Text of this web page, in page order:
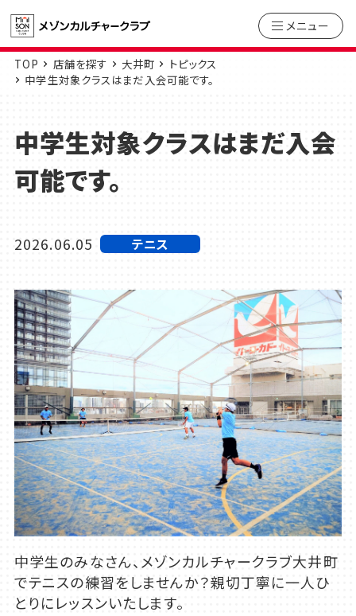
メニュー
TOP 店舗を探す 大井町
トピックス
中学生対象クラスはまだ入会可能です。
中学生対象クラスはまだ入会
可能です。
2026.06.05 テニス
中学生のみなさん、メゾンカルチャークラブ大井町
でテニスの練習をしませんか？親切丁寧に一人ひ
とりにレッスンいたします。